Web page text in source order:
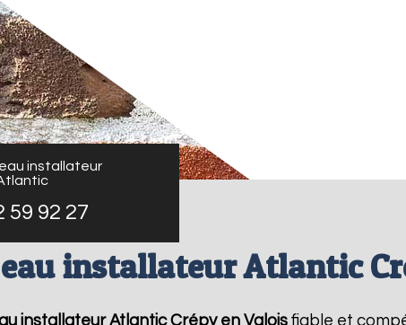
installateur
59 92 27
installateur Atlantic
installateur Atlantic Crépy en Valoisfiable et